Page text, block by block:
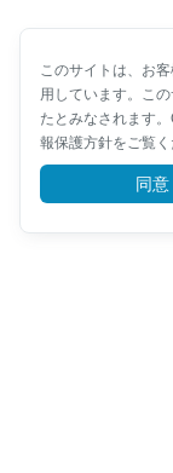
このサイトは、お
用しています。こ
たとみなされます
報保護方針をご覧く
同意